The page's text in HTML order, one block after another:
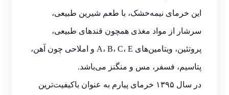
این خرمای نیمه‌خشک، با طعم شیرین طبیعی،
سرشار از مواد مغذی همچون قندهای طبیعی،
پروتئین، ویتامین‌های A، B، C، E و املاحی چون آهن،
پتاسیم، فسفر، مس و منگنز می‌باشد.
در سال ۱۳۹۵ خرمای پیارم به عنوان با‌کیفیت‌ترین